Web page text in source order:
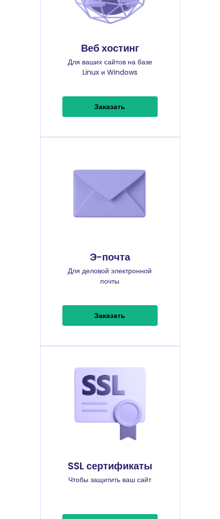
Веб хостинг
Для ваших сайтов на базе
Linux и Windows
Заказать
Э-почта
Для деловой электронной
почты
Заказать
SSL сертификаты
Чтобы защитить ваш сайт